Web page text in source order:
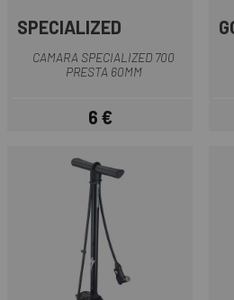
SPECIALIZED
CAMARA SPECIALIZED 700
PRESTA 60MM
Preu
6 €